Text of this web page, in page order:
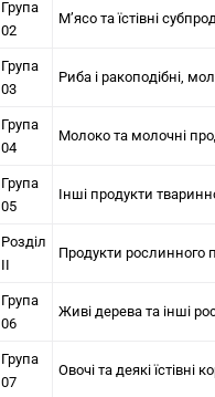
Група
02
М’ясо та їстівні
Група
03
Риба і ракоподібні,
Група
04
Молоко та молочні
Група
05
Інші продукти
Розділ
II
Продукти рослинного
Група
06
Живі дерева та інші
Група
07
Овочі та деякі їстівні